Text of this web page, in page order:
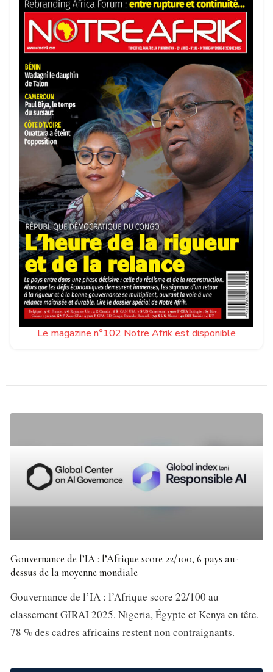
Le magazine n°102 Notre Afrik est disponible
Gouvernance de l’IA : l’Afrique score 22/100, 6 pays au-
dessus de la moyenne mondiale
Gouvernance de l’IA : l’Afrique score 22/100 au
classement GIRAI 2025. Nigeria, Égypte et Kenya en tête.
78 % des cadres africains restent non contraignants.